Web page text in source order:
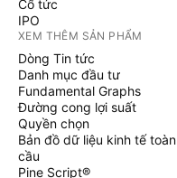
Cổ tức
IPO
XEM THÊM SẢN PHẨM
Dòng Tin tức
Danh mục đầu tư
Fundamental Graphs
Đường cong lợi suất
Quyền chọn
Bản đồ dữ liệu kinh tế toàn
cầu
Pine Script®